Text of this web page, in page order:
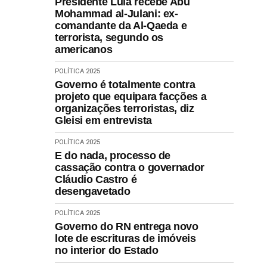
Mohammad al-Julani: ex-
comandante da Al-Qaeda e
terrorista, segundo os
americanos
POLÍTICA 2025
Governo é totalmente contra
projeto que equipara facções a
organizações terroristas, diz
Gleisi em entrevista
POLÍTICA 2025
E do nada, processo de
cassação contra o governador
Cláudio Castro é
desengavetado
POLÍTICA 2025
Governo do RN entrega novo
lote de escrituras de imóveis
no interior do Estado